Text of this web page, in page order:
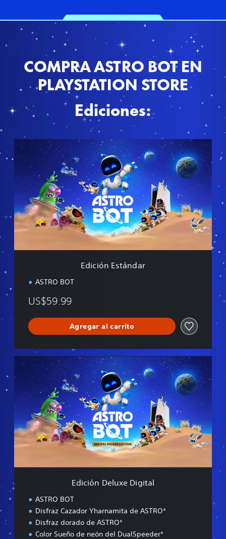
COMPRA ASTRO BOT EN
PLAYSTATION STORE
Ediciones:
c
E
s
t
n
Edición Estándar
ASTRO BOT
US$59.99
Agregar al carrito
E
d
i
i
ó
D
e
x
Edición Deluxe Digital
ASTRO BOT
Disfraz Cazador Yharnamita de ASTRO*
Disfraz dorado de ASTRO*
Color Sueño de neón del DualSpeeder*